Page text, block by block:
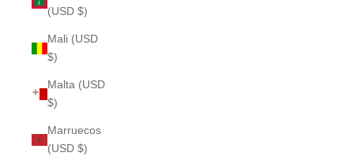
(USD $)
Mali (USD
$)
Malta (USD
$)
Marruecos
(USD $)